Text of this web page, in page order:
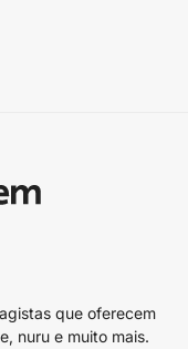
que oferecem
nuru e muito mais.